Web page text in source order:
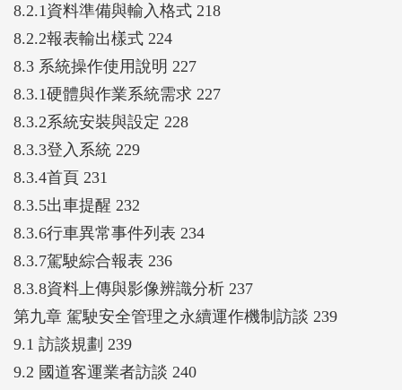
8.2.1資料準備與輸入格式 218
8.2.2報表輸出樣式 224
8.3 系統操作使用說明 227
8.3.1硬體與作業系統需求 227
8.3.2系統安裝與設定 228
8.3.3登入系統 229
8.3.4首頁 231
8.3.5出車提醒 232
8.3.6行車異常事件列表 234
8.3.7駕駛綜合報表 236
8.3.8資料上傳與影像辨識分析 237
第九章 駕駛安全管理之永續運作機制訪談 239
9.1 訪談規劃 239
9.2 國道客運業者訪談 240